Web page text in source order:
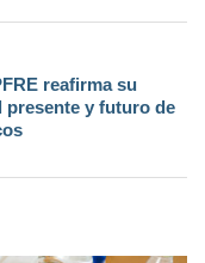
reafirma su
y futuro de